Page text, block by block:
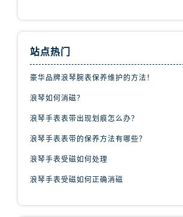
站点热门
豪华品牌浪琴腕表保养维护的方法！
浪琴如何消磁？
浪琴手表表带出现划痕怎么办？
浪琴手表表带的保养方法有哪些？
浪琴手表受磁如何处理
浪琴手表受磁如何正确消磁